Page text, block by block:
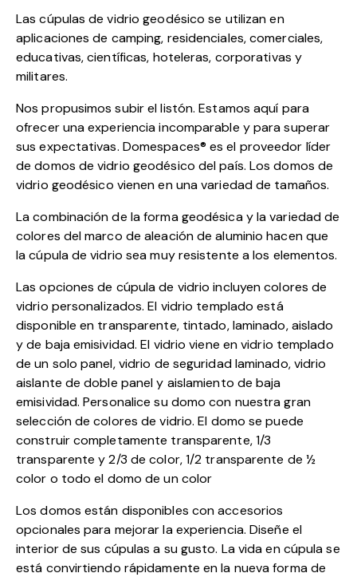
Las cúpulas de vidrio geodésico se utilizan en
aplicaciones de camping, residenciales, comerciales,
educativas, científicas, hoteleras, corporativas y
militares.
Nos propusimos subir el listón. Estamos aquí para
ofrecer una experiencia incomparable y para superar
sus expectativas. Domespaces® es el proveedor líder
de domos de vidrio geodésico del país. Los domos de
vidrio geodésico vienen en una variedad de tamaños.
La combinación de la forma geodésica y la variedad de
colores del marco de aleación de aluminio hacen que
la cúpula de vidrio sea muy resistente a los elementos.
Las opciones de cúpula de vidrio incluyen colores de
vidrio personalizados. El vidrio templado está
disponible en transparente, tintado, laminado, aislado
y de baja emisividad. El vidrio viene en vidrio templado
de un solo panel, vidrio de seguridad laminado, vidrio
aislante de doble panel y aislamiento de baja
emisividad. Personalice su domo con nuestra gran
selección de colores de vidrio. El domo se puede
construir completamente transparente, 1/3
transparente y 2/3 de color, 1/2 transparente de ½
color o todo el domo de un color
Los domos están disponibles con accesorios
opcionales para mejorar la experiencia. Diseñe el
interior de sus cúpulas a su gusto. La vida en cúpula se
está convirtiendo rápidamente en la nueva forma de